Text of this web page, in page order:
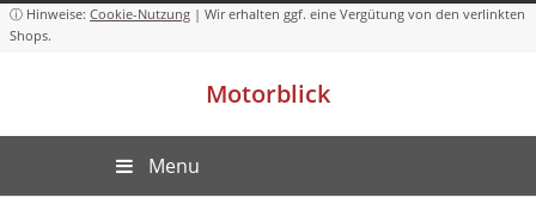
Cookie-Nutzung
Motorblick
Menu